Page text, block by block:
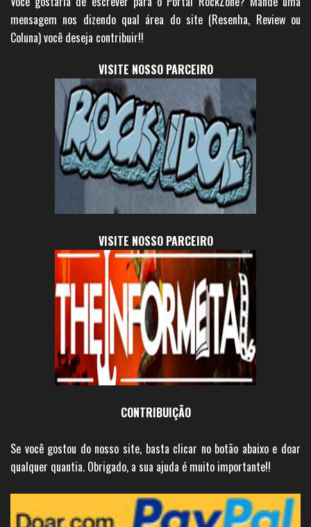
mensagem nos dizendo qual área do site (Resenha, Review ou
Coluna) você deseja contribuir!!
VISITE NOSSO PARCEIRO
VISITE NOSSO PARCEIRO
CONTRIBUIÇÃO
Se você gostou do nosso site, basta clicar no botão abaixo e doar
qualquer quantia. Obrigado, a sua ajuda é muito importante!!